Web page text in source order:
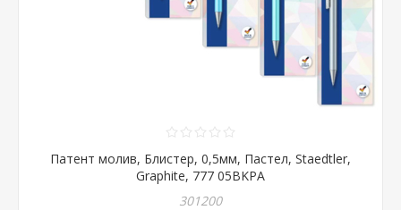
Патент молив, Блистер, 0,5мм, Пастел, Staedtler,
Graphite, 777 05BKPA
301200